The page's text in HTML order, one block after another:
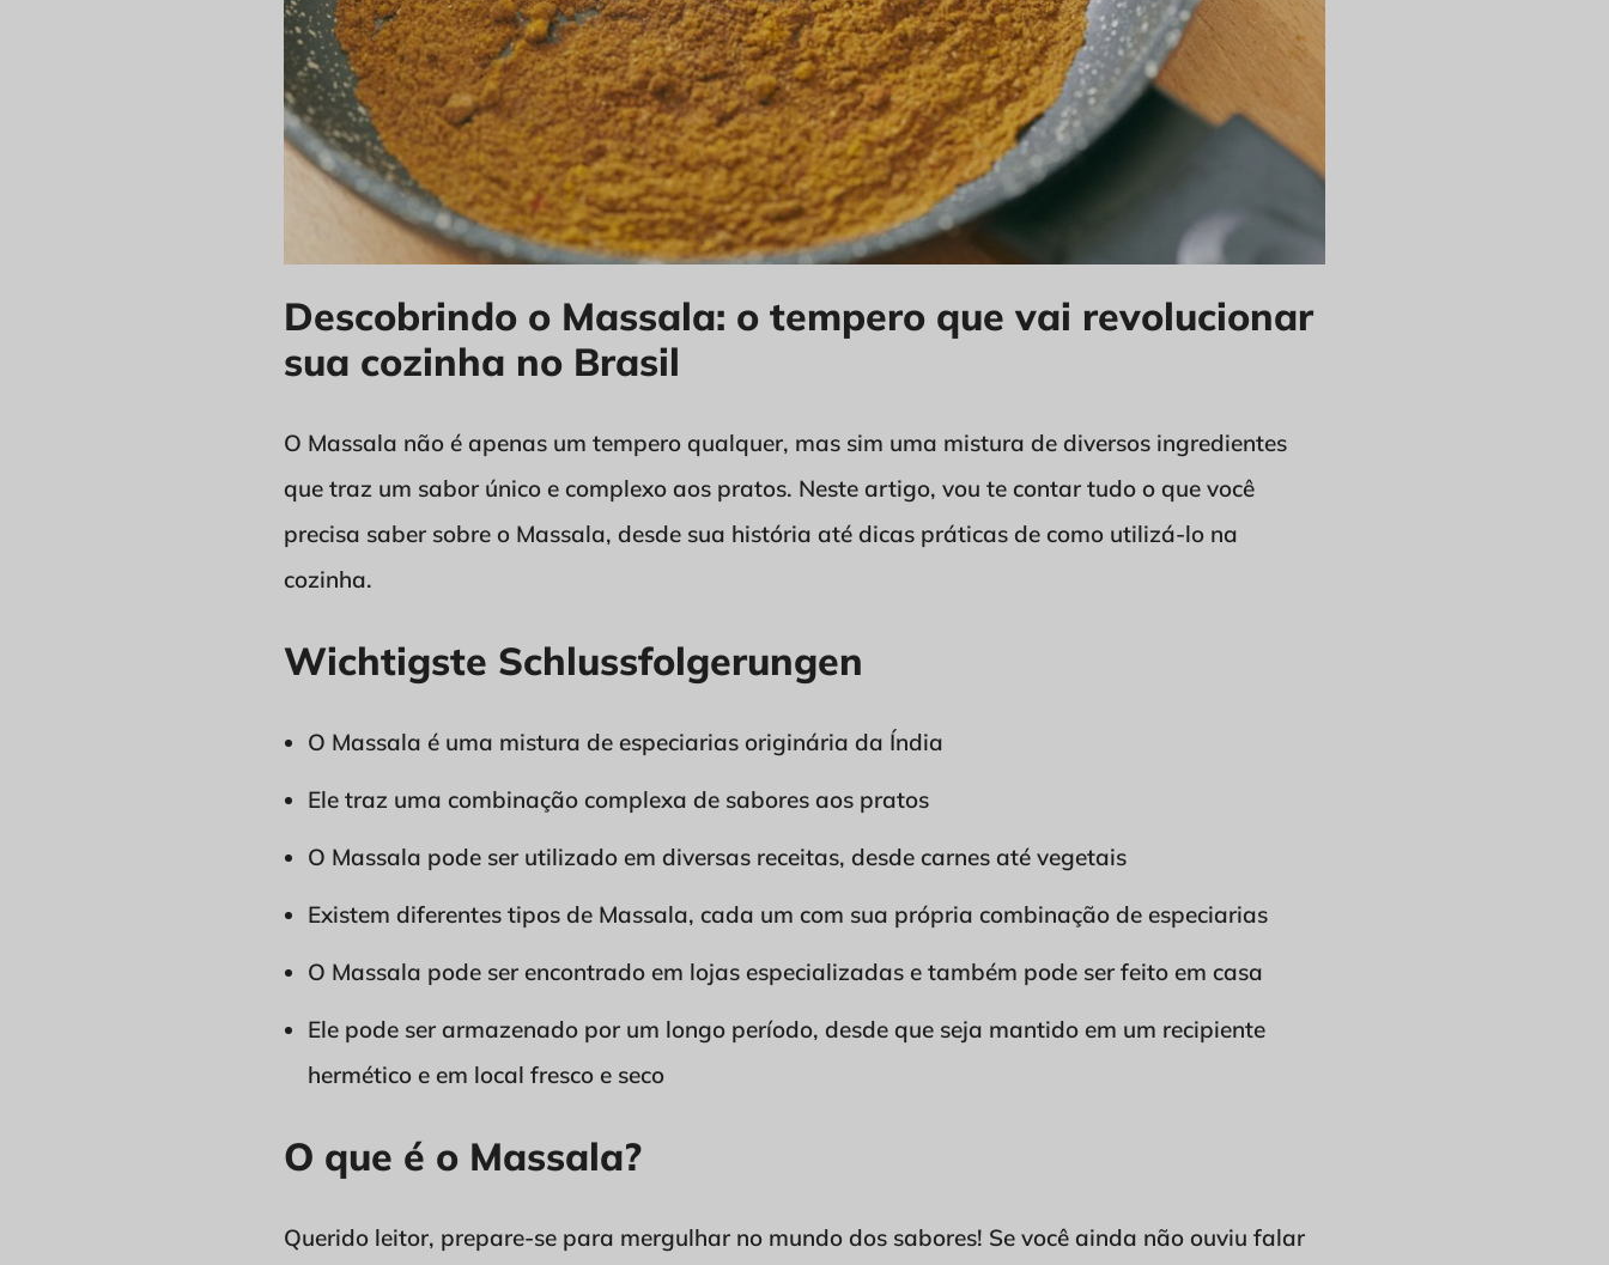
Descobrindo o Massala: o tempero que vai revolucionar
sua cozinha no Brasil
O Massala não é apenas um tempero qualquer, mas sim uma mistura de diversos ingredientes
que traz um sabor único e complexo aos pratos. Neste artigo, vou te contar tudo o que você
precisa saber sobre o Massala, desde sua história até dicas práticas de como utilizá-lo na
cozinha.
Wichtigste Schlussfolgerungen
O Massala é uma mistura de especiarias originária da Índia
Ele traz uma combinação complexa de sabores aos pratos
O Massala pode ser utilizado em diversas receitas, desde carnes até vegetais
Existem diferentes tipos de Massala, cada um com sua própria combinação de especiarias
O Massala pode ser encontrado em lojas especializadas e também pode ser feito em casa
Ele pode ser armazenado por um longo período, desde que seja mantido em um recipiente
hermético e em local fresco e seco
O que é o Massala?
Querido leitor, prepare-se para mergulhar no mundo dos sabores! Se você ainda não ouviu falar